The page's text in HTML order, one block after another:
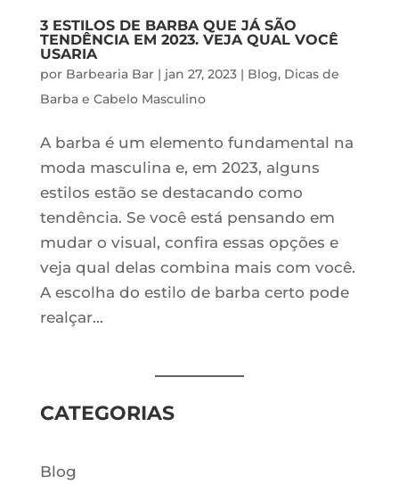
3 ESTILOS DE BARBA QUE JÁ SÃO
TENDÊNCIA EM 2023. VEJA QUAL VOCÊ
USARIA
por Barbearia Bar| jan 27, 2023| Blog, Dicas de
Barba e Cabelo Masculino
A barba é um elemento fundamental na
moda masculina e, em 2023, alguns
estilos estão se destacando como
tendência. Se você está pensando em
mudar o visual, confira essas opções e
veja qual delas combina mais com você.
A escolha do estilo de barba certo pode
realçar...
CATEGORIAS
Blog